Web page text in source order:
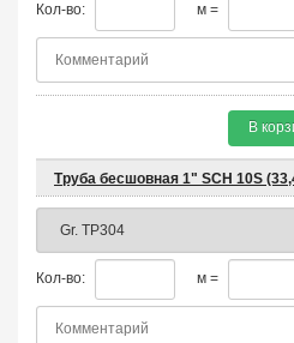
Кол-во: м =
В
Труба бесшовная 1" SCH 10S
Кол-во: м =